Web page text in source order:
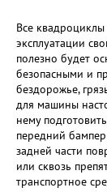
Все
эксплуатации
полезно будет
безопасными и
бездорожье,
для машины
нему
передний
задней части
или сквозь
транспортное